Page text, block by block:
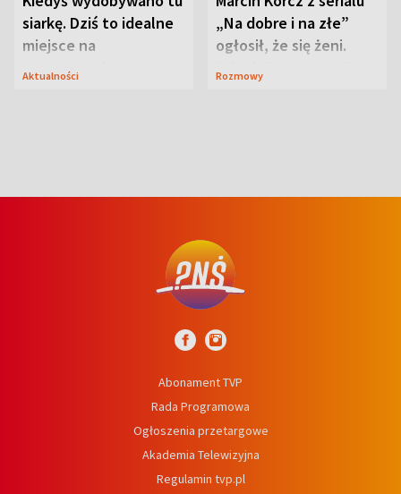
siarkę. Dziś to idealne
miejsce na
wypoczynek
Aktualności
„Na dobre i na złe”
ogłosił, że się żeni.
Zdradził, co zmienił
Rozmowy
Abonament TVP
Rada Programowa
Ogłoszenia przetargowe
Akademia Telewizyjna
Regulamin tvp.pl